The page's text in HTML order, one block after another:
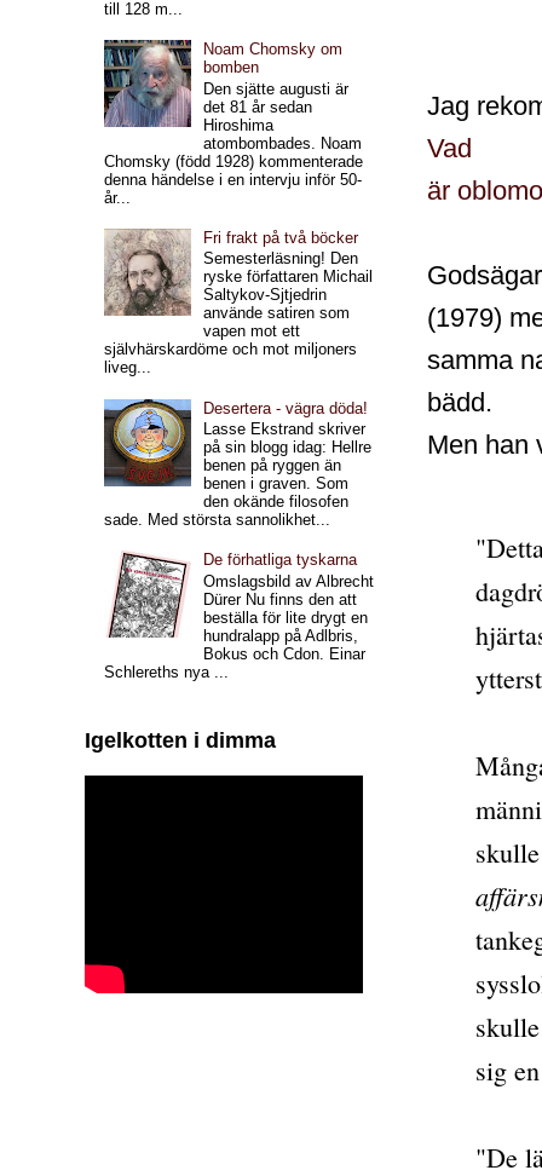
Jag
Vad
är
(1979)
samma
bädd.
Men han
sig
"De
till 128 m...
Noam Chomsky om
bomben
Den sjätte augusti är
det 81 år sedan
Hiroshima
atombombades. Noam
Chomsky (född 1928) kommenterade
denna händelse i en intervju inför 50-
år...
Fri frakt på två böcker
Semesterläsning! Den
ryske författaren Michail
Saltykov-Sjtjedrin
använde satiren som
vapen mot ett
självhärskardöme och mot miljoners
liveg...
Desertera - vägra döda!
Lasse Ekstrand skriver
på sin blogg idag: Hellre
benen på ryggen än
benen i graven. Som
den okände filosofen
sade. Med största sannolikhet...
De förhatliga tyskarna
Omslagsbild av Albrecht
Dürer Nu finns den att
beställa för lite drygt en
hundralapp på Adlbris,
Bokus och Cdon. Einar
Schlereths nya ...
Igelkotten i dimma